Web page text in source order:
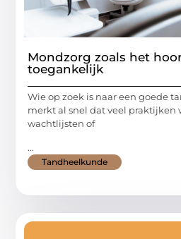
Mondzorg zoals het
toegankelijk
Wie op zoek is naar een goede
merkt al snel dat veel praktijken
wachtlijsten of
...
Tandheelkunde